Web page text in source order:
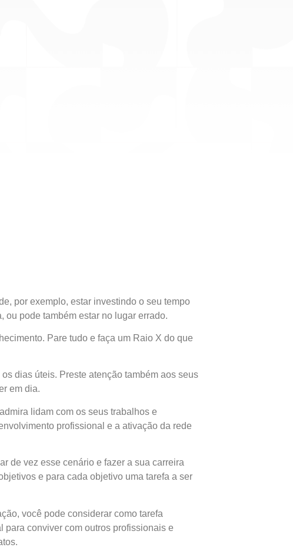
por exemplo, estar investindo o seu tempo
ou pode também estar no lugar errado.
Pare tudo e faça um Raio X do que
dias úteis. Preste atenção também aos seus
em dia.
lidam com os seus trabalhos e
profissional e a ativação da rede
de vez esse cenário e fazer a sua carreira
e para cada objetivo uma tarefa a ser
você pode considerar como tarefa
para conviver com outros profissionais e